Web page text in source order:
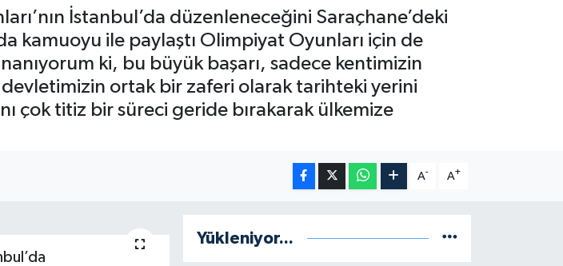
BITCOIN
64.840,97 -0.15
İstanbul’da düzenleneceğini Saraçhane’deki
kamuoyu ile paylaştı Olimpiyat Oyunları için de
ki, bu büyük başarı, sadece kentimizin
ortak bir zaferi olarak tarihteki yerini
çok titiz bir süreci geride bırakarak ülkemize
A- A+
Yükleniyor...